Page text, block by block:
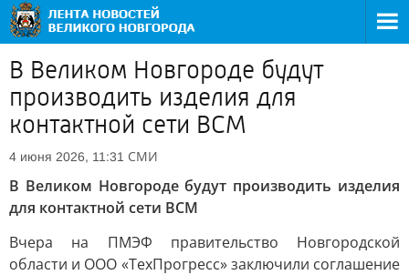
В Великом Новгороде будут
производить изделия для
контактной сети ВСМ
4 июня 2026, 11:31 СМИ
В Великом Новгороде будут производить изделия
для контактной сети ВСМ
Вчера на ПМЭФ правительство Новгородской
области и ООО «ТехПрогресс» заключили соглашение